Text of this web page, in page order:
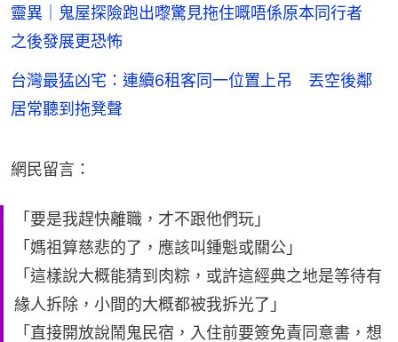
靈異｜鬼屋探險跑出嚟驚見拖住嘅唔係原本同行者
之後發展更恐怖
台灣最猛凶宅：連續6租客同一位置上吊 丟空後鄰
居常聽到拖凳聲
網民留言：
「要是我趕快離職，才不跟他們玩」
「媽祖算慈悲的了，應該叫鍾魁或關公」
「這樣說大概能猜到肉粽，或許這經典之地是等待有
緣人拆除，小間的大概都被我拆光了」
「直接開放說鬧鬼民宿，入住前要簽免責同意書，想